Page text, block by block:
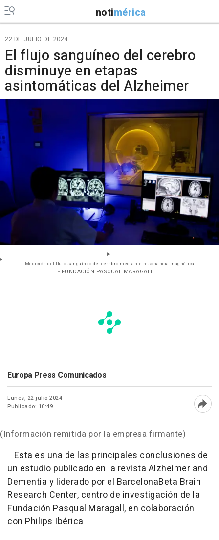
notimérica
22 DE JULIO DE 2024
El flujo sanguíneo del cerebro
disminuye en etapas
asintomáticas del Alzheimer
Medición del flujo sanguíneo del cerebro mediante resonancia magnética
- FUNDACIÓN PASCUAL MARAGALL
Europa Press Comunicados
Lunes, 22 julio 2024
Publicado: 10:49
(Información remitida por la empresa firmante)
Esta es una de las principales conclusiones de
un estudio publicado en la revista Alzheimer and
Dementia y liderado por el BarcelonaBeta Brain
Research Center, centro de investigación de la
Fundación Pasqual Maragall, en colaboración
con Philips Ibérica